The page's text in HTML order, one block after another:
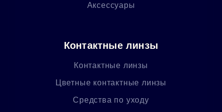
Аксессуары
Контактные линзы
Контактные линзы
Цветные контактные линзы
Средства по уходу